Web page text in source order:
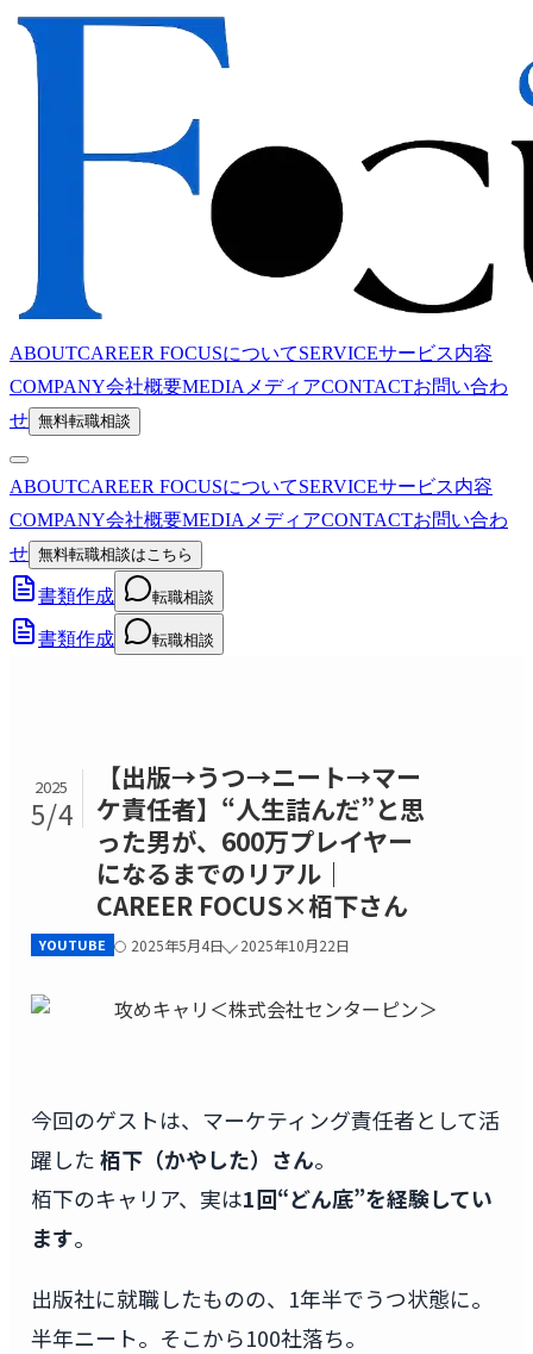
ABOUTCAREER FOCUSについてSERVICEサービス内容
COMPANY会社概要MEDIA メディアCONTACTお問い合わ
せ 無料転職相談
ABOUTCAREER FOCUSについてSERVICEサービス内容
COMPANY会社概要MEDIA メディアCONTACTお問い合わ
せ 無料転職相談はこちら
書類作成 転職相談
書類作成 転職相談
2025
5/4
【出版→うつ→ニート→マー
ケ責任者】“人生詰んだ”と思
った男が、600万プレイヤー
になるまでのリアル｜
CAREER FOCUS×栢下さん
YOUTUBE 2025年5月4日 2025年10月22日
今回のゲストは、マーケティング責任者として活
躍した 栢下（かやした）さん。
栢下のキャリア、実は1回“どん底”を経験してい
ます。
出版社に就職したものの、1年半でうつ状態に。
半年ニート。そこから100社落ち。